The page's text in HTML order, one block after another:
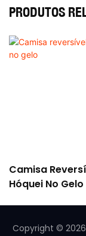
PRODUTOS
Camisa
Hóquei No Gelo
Copyright © 2026